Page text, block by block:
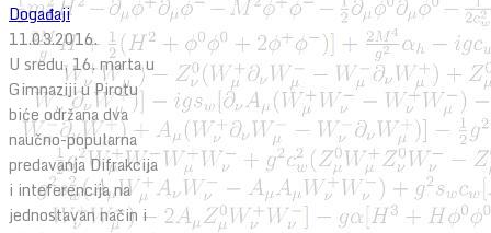
Događaji
11.03.2016.
U sredu, 16. marta u
Gimnaziji u Pirotu
biće održana dva
naučno-popularna
predavanja Difrakcija
i inteferencija na
jednostavan način i